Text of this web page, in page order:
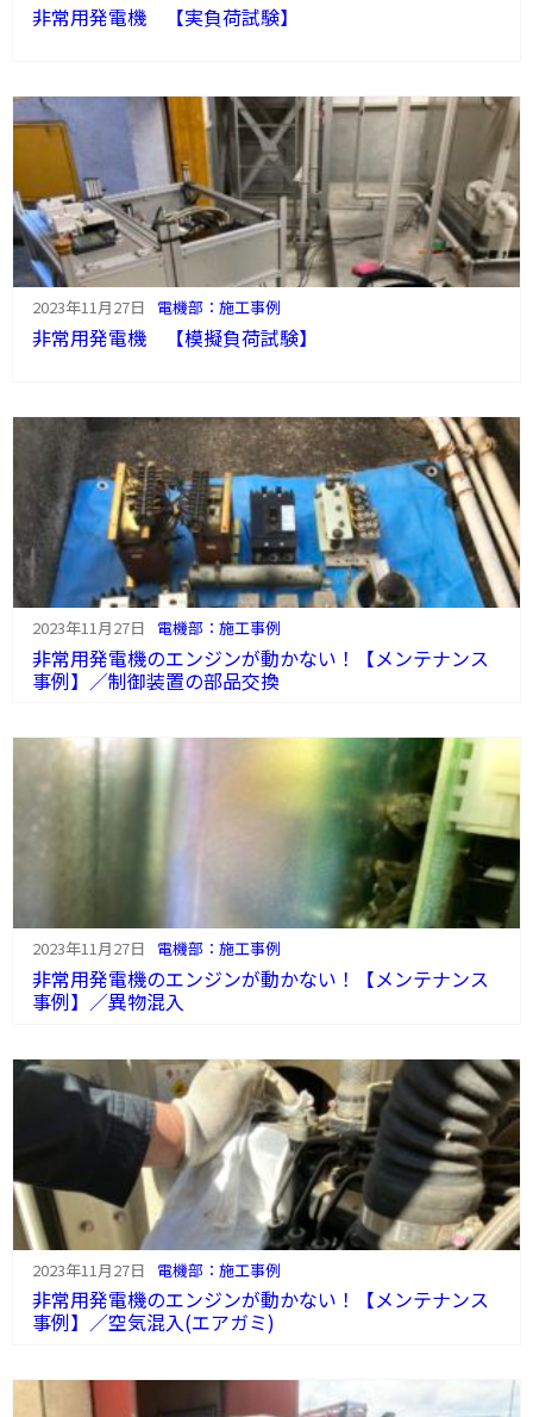
非常用発電機 【実負荷試験】
2023年11月27日 電機部：施工事例
非常用発電機 【模擬負荷試験】
2023年11月27日 電機部：施工事例
非常用発電機のエンジンが動かない！【メンテナンス
事例】／制御装置の部品交換
2023年11月27日 電機部：施工事例
非常用発電機のエンジンが動かない！【メンテナンス
事例】／異物混入
2023年11月27日 電機部：施工事例
非常用発電機のエンジンが動かない！【メンテナンス
事例】／空気混入(エアガミ)